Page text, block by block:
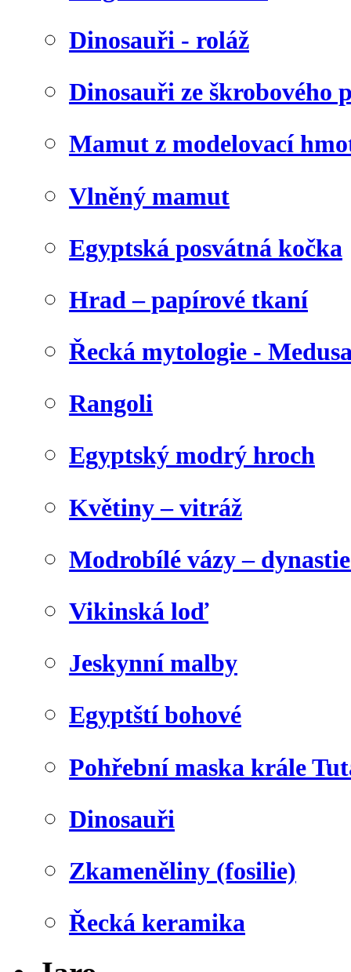
Dinosauři - roláž
Dinosauři ze škrobového
Mamut z modelovací
Vlněný mamut
Egyptská posvátná kočka
Hrad – papírové tkaní
Řecká mytologie -
Rangoli
Egyptský modrý hroch
Květiny – vitráž
Modrobílé vázy –
Vikinská loď
Jeskynní malby
Egyptští bohové
Pohřební maska krále
Dinosauři
Zkameněliny (fosilie)
Řecká keramika